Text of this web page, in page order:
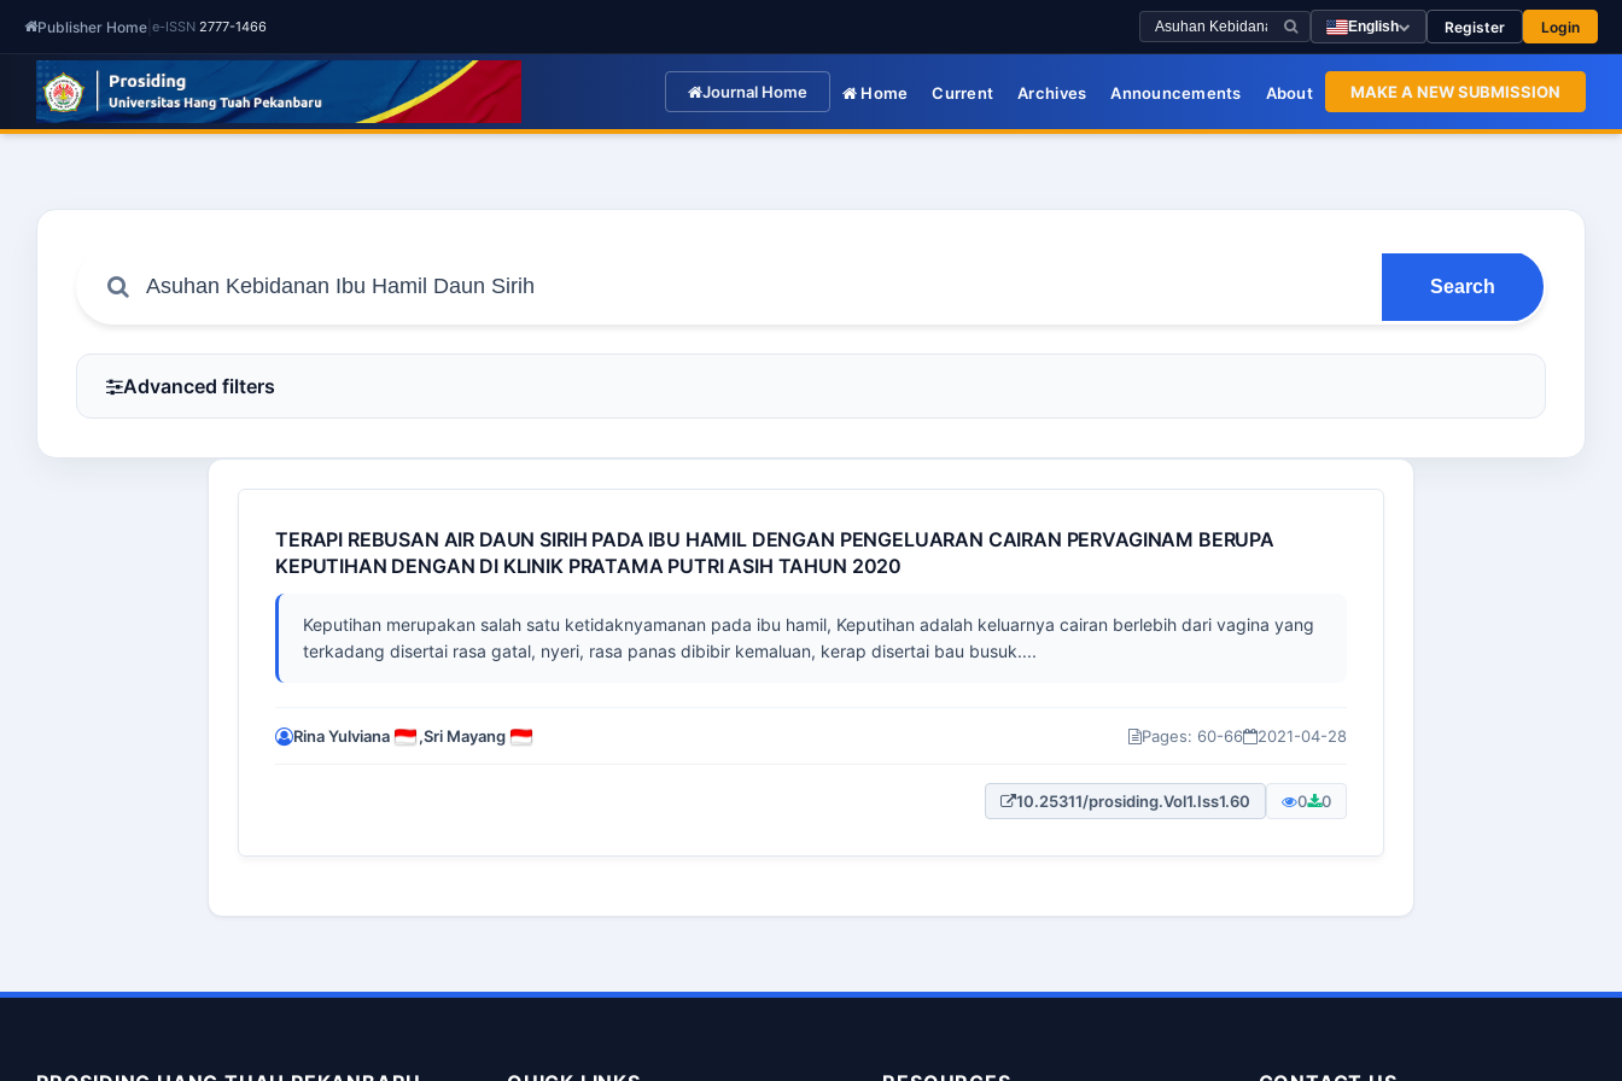
Publisher Home e-ISSN 2777-1466 English Register Login
Journal Home Home Current Archives Announcements About MAKE A NEW SUBMISSION
Search
Advanced filters
TERAPI REBUSAN AIR DAUN SIRIH PADA IBU HAMIL DENGAN PENGELUARAN CAIRAN PERVAGINAM BERUPA
KEPUTIHAN DENGAN DI KLINIK PRATAMA PUTRI ASIH TAHUN 2020
Keputihan merupakan salah satu ketidaknyamanan pada ibu hamil, Keputihan adalah keluarnya cairan berlebih dari vagina yang
terkadang disertai rasa gatal, nyeri, rasa panas dibibir kemaluan, kerap disertai bau busuk....
Rina Yulviana ,Sri Mayang Pages: 60-66 2021-04-28
10.25311/prosiding.Vol1.Iss1.60 0 0